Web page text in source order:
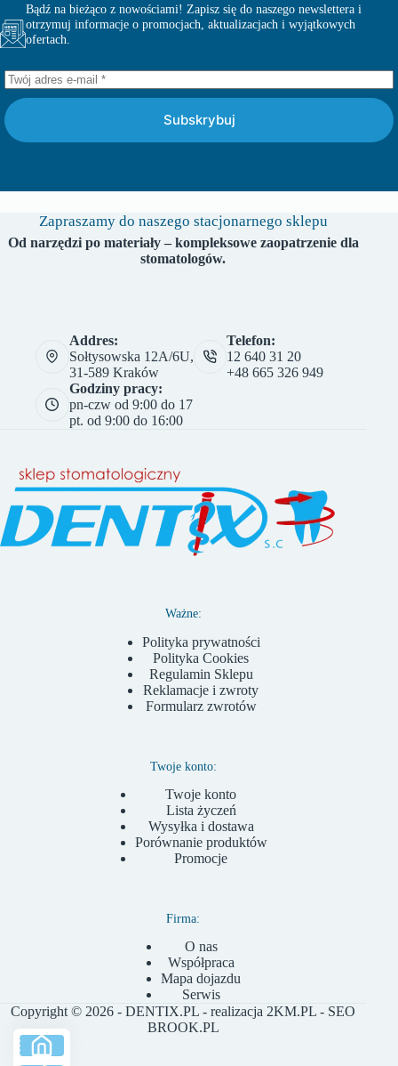
Bądź na bieżąco z nowościami! Zapisz się do naszego newslettera i
otrzymuj informacje o promocjach, aktualizacjach i wyjątkowych
ofertach.
Subskrybuj
Zapraszamy do naszego stacjonarnego sklepu
Od narzędzi po materiały – kompleksowe zaopatrzenie dla
stomatologów.
Addres:
Sołtysowska 12A/6U,
31-589 Kraków
Telefon:
12 640 31 20
+48 665 326 949
Godziny pracy:
pn-czw od 9:00 do 17
pt. od 9:00 do 16:00
Ważne:
Polityka prywatności
Polityka Cookies
Regulamin Sklepu
Reklamacje i zwroty
Formularz zwrotów
Twoje konto:
Twoje konto
Lista życzeń
Wysyłka i dostawa
Porównanie produktów
Promocje
Firma:
O nas
Współpraca
Mapa dojazdu
Serwis
Copyright © 2026 - DENTIX.PL - realizacja 2KM.PL - SEO
BROOK.PL